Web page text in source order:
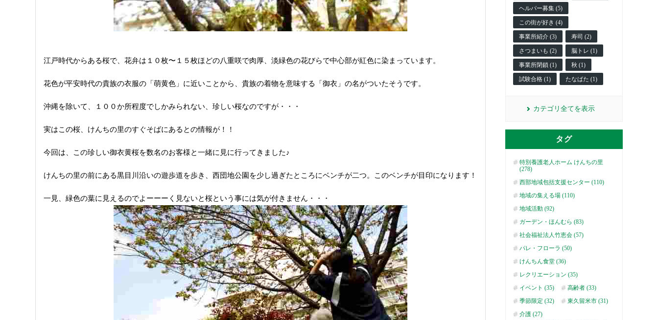
江戸時代からある桜で、花弁は１０枚〜１５枚ほどの八重咲で肉厚、淡緑色の花びらで中心部が紅色に染まっています。
花色が平安時代の貴族の衣服の「萌黄色」に近いことから、貴族の着物を意味する「御衣」の名がついたそうです。
沖縄を除いて、１００か所程度でしかみられない、珍しい桜なのですが・・・
実はこの桜、けんちの里のすぐそばにあるとの情報が！！
今回は、この珍しい御衣黄桜を数名のお客様と一緒に見に行ってきました♪
けんちの里の前にある黒目川沿いの遊歩道を歩き、西団地公園を少し過ぎたところにベンチが二つ。このベンチが目印になります！
一見、緑色の葉に見えるのでよーーーく見ないと桜という事には気が付きません・・・
ヘルパー募集 (5)
この街が好き (4)
事業所紹介 (3) 寿司 (2)
さつまいも (2) 脳トレ (1)
事業所閉鎖 (1) 秋 (1)
試験合格 (1) たなばた (1)
カテゴリ全てを表示
タグ
特別養護老人ホーム けんちの里
(278)
西部地域包括支援センター (110)
地域の集える場 (110)
地域活動 (92)
ガーデン・ほんむら (83)
社会福祉法人竹恵会 (57)
パレ・フローラ (50)
けんちん食堂 (36)
レクリエーション (35)
イベント (35)
高齢者 (33)
季節限定 (32)
東久留米市 (31)
介護 (27)